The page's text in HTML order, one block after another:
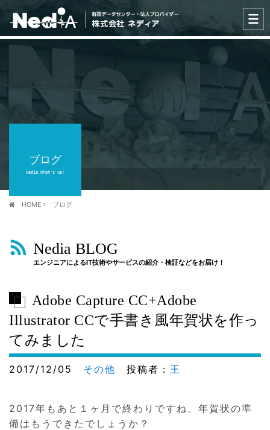
ブログ
Nedia What's up!
HOME ブログ
Nedia BLOG
エンジニアによるIT技術やサービスの紹介・検証などをお届け！
Adobe Capture CC+Adobe
Illustrator CCで手書き風年賀状を作っ
てみました
2017/12/05 その他 投稿者： 王
2017年もあと１ヶ月で終わりですね。年賀状の準
備はもうできたでしょうか？